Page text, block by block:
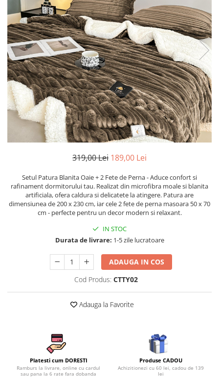
Cearceaf cu elastic
Cearceaf normal
Lenjerii De Pat Creponate
Lenjerii De Pat Bumbac Poplin 2
Persoane
Lenjerii De Pat Bumbac Poplin,
Matlasate, 2 Persoane
Lenjerii De Pat Bumbac Satinat 2
Persoane
Lenjerii De Pat Volanase
Lenjerii De Pat, Finet Premium 3D,
2 Persoane
Lenjerii De Pat Jacquard
Lenjerii De Pat Catifea
Lenjerii De Pat Cocolino
Set Lenjerie De Pat Blana
Artificiala De Iepure, 6 Piese, 2
Set Lenjerie Pat Blanita Iepure, 6
Piese, Cu Pilota Inclusa
Lenjerii De Pat Premium Collection
Set Lenjerie De Pat, 7 Piese, Cu
Pilota / Cuvertura Inclusa
11 Piese, Cuvertura Inclusa
Lenjerii De Pat, Finet Premium, 1
Lenjerii De Pat Damasc 1 Persoana
Lenjerii De Pat, Imprimeu 3D, 1
319,00 Lei 189,00 Lei
Setul Patura Blanita Oaie + 2 Fete de Perna - Aduce confort si
rafinament dormitorului tau. Realizat din microfibra moale si blanita
artificiala, ofera caldura si delicatete la atingere. Patura are
dimensiunea de 200 x 230 cm, iar cele 2 fete de perna masoara 50 x 70
cm - perfecte pentru un decor modern si relaxant.
IN STOC
Durata de livrare: 1-5 zile lucratoare
ADAUGA IN COS
Cod Produs: CTTY02
Adauga la Favorite
Platesti cum DORESTI
Ramburs la livrare, online cu cardul
sau pana la 6 rate fara dobanda
Produse CADOU
Achizitionezi cu 60 lei, cadou de 139
lei